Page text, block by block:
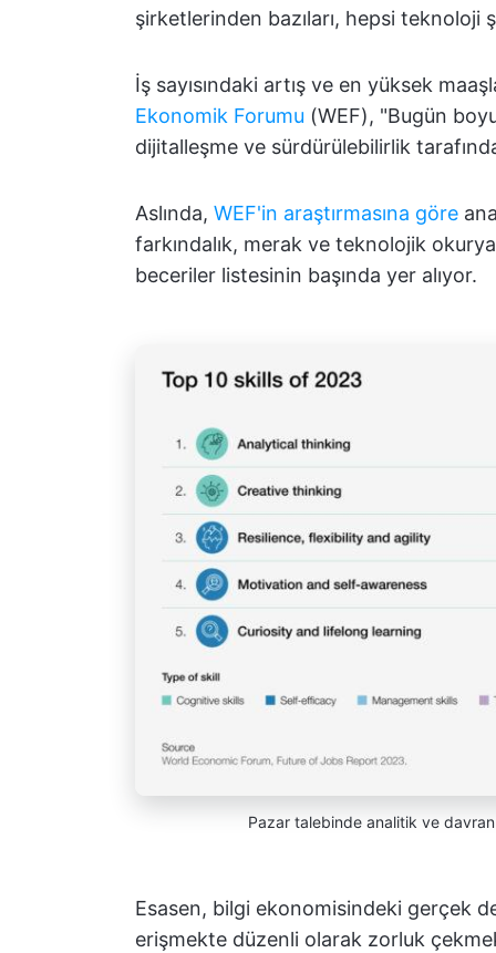
şirketlerinden bazıları, hepsi teknoloji
İş sayısındaki artış ve en yüksek
Ekonomik Forumu (WEF), "Bugün
dijitalleşme ve sürdürülebilirlik
Aslında, WEF'in araştırmasına göre
farkındalık, merak ve teknolojik
beceriler listesinin başında yer alıyor.
Pazar talebinde analitik ve
Esasen, bilgi ekonomisindeki gerçek
erişmekte düzenli olarak zorluk